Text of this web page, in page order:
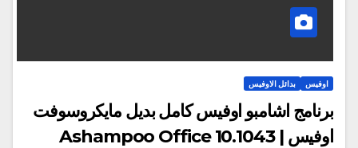
اوفيس بدائل الاوفيس
برنامج اشامبو اوفيس كامل بديل مايكروسوفت
اوفيس | Ashampoo Office 10.1043